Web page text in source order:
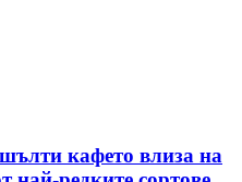
кафето влиза на